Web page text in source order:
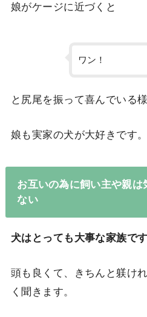
娘がケージに近づくと
ワン！
と尻尾を振って喜んでいる
娘も実家の犬が大好きです。
お互いの為に飼い主や親
ない
犬はとっても大事な家族です
頭も良くて、きちんと躾け
く聞きます。